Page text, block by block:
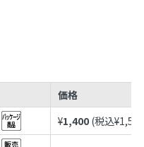
価格
¥1,400 (税込¥1,540